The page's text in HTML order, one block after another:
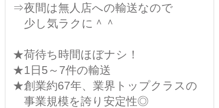
⇒夜間は無人店への輸送なので
少し気ラクに＾＾
★荷待ち時間ほぼナシ！
★1日5～7件の輸送
★創業約67年、業界トップクラスの
事業規模を誇り安定性◎